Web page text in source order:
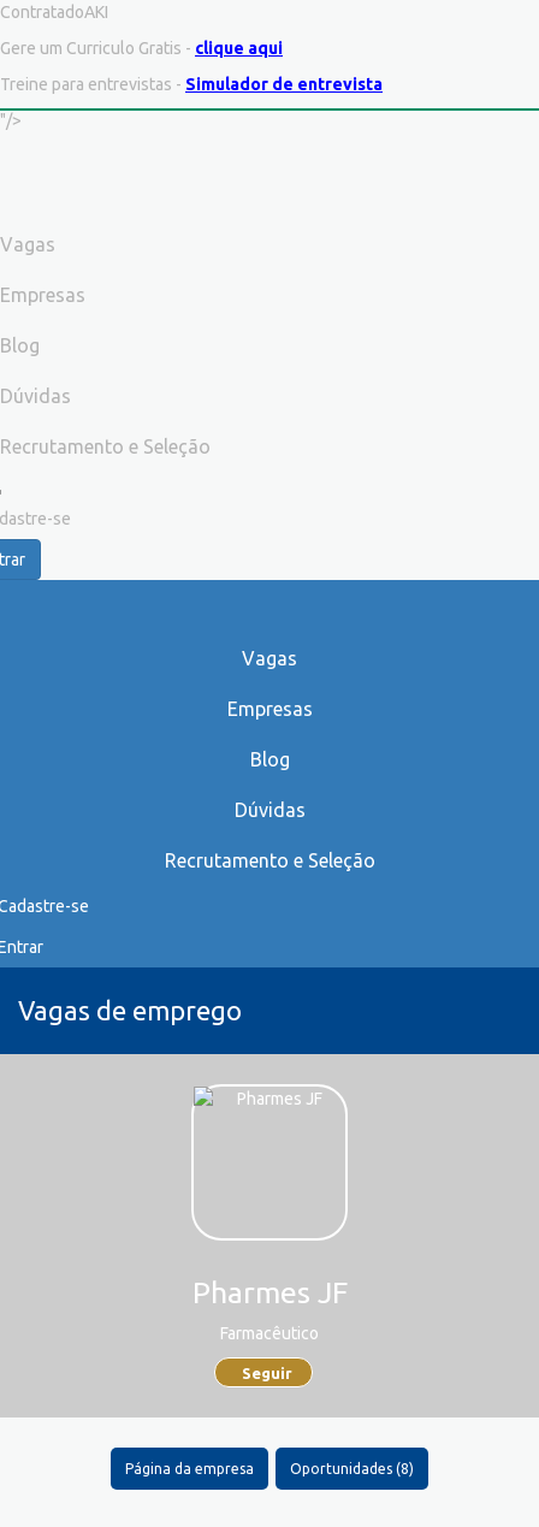
ContratadoAKI
Gere um Curriculo Gratis - clique aqui
Treine para entrevistas - Simulador de entrevista
"/>
Vagas
Empresas
Blog
Dúvidas
Recrutamento e Seleção
se
Vagas
Empresas
Blog
Dúvidas
Recrutamento e Seleção
se
Vagas de emprego
Pharmes JF
Farmacêutico
Seguir
Página da empresa Oportunidades (8)